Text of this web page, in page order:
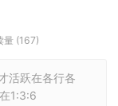
量 (167)
活跃在各行各
1:3:6